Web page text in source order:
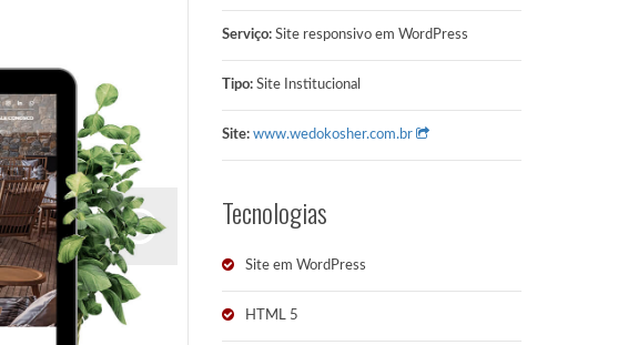
Serviço: Site responsivo em WordPress
Tipo: Site Institucional
Site: www.wedokosher.com.br
Tecnologias
Site em WordPress
HTML 5